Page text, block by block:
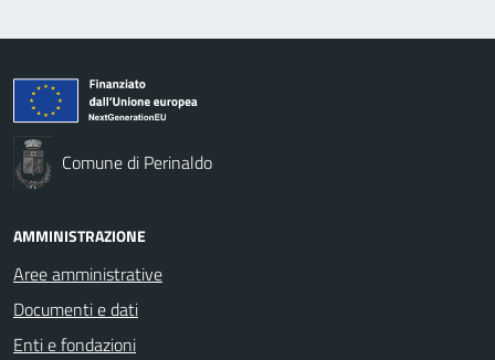
Comune di Perinaldo
AMMINISTRAZIONE
Aree amministrative
Documenti e dati
Enti e fondazioni